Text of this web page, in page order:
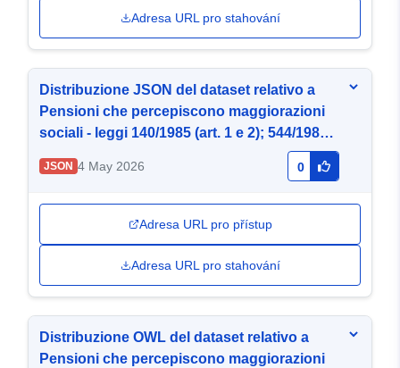
Adresa URL pro stahování
Distribuzione JSON del dataset relativo a
Pensioni che percepiscono maggiorazioni
sociali - leggi 140/1985 (art. 1 e 2); 544/1988
JSON 4 May 2026 0
Adresa URL pro přístup
Adresa URL pro stahování
Distribuzione OWL del dataset relativo a
Pensioni che percepiscono maggiorazioni